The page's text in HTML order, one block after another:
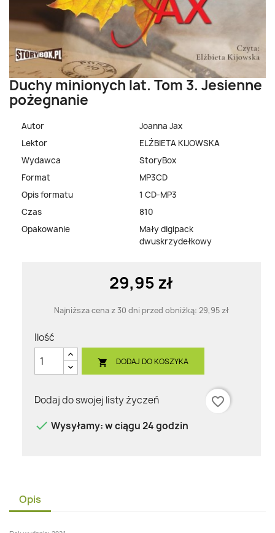
Duchy minionych lat. Tom 3. Jesienne
pożegnanie
Autor
Joanna Jax
Lektor
ELŻBIETA KIJOWSKA
Wydawca
StoryBox
Format
MP3CD
Opis formatu
1 CD-MP3
Czas
810
Opakowanie
Mały digipack
dwuskrzydełkowy
29,95 zł
Najniższa cena z 30 dni przed obniżką: 29,95 zł
Ilość
 DODAJ DO KOSZYKA
Dodaj do swojej listy życzeń
favorite_border
 Wysyłamy: w ciągu 24 godzin
Opis